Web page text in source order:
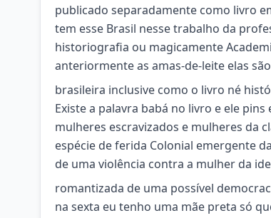
publicado separadamente como livro
tem esse Brasil nesse trabalho da
historiografia ou magicamente
anteriormente as amas-de-leite elas
brasileira inclusive como o livro né
Existe a palavra babá no livro e ele
mulheres escravizados e mulheres da
espécie de ferida Colonial emergente
de uma violência contra a mulher da
romantizada de uma possível
na sexta eu tenho uma mãe preta só